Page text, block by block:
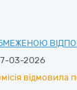
03-2026